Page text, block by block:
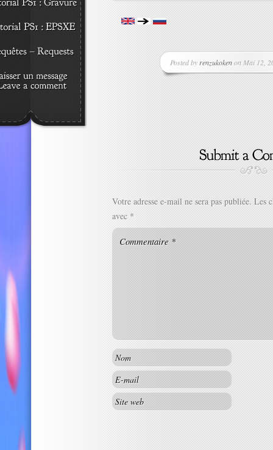
Posted by renzukokenon Mai 12,
Votre adresse e-mail ne sera pas publiée. Les
avec *